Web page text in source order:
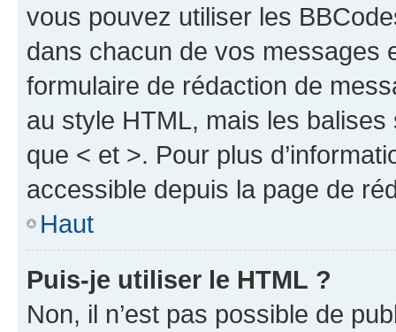
vous pouvez utiliser les
dans chacun de vos messages
formulaire de rédaction de
au style HTML, mais les
que < et >. Pour plus
accessible depuis la page de
Haut
Puis-je utiliser le HTML ?
Non, il n’est pas possible de